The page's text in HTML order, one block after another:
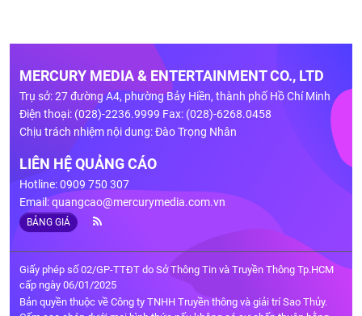
MERCURY MEDIA & ENTERTAINMENT CO., LTD
Trụ sở: 27 đường A4, phường Bảy Hiền, thành phố Hồ Chí Minh
Điện thoại: (028)-2236.9999 Fax: (028)-6268.0458
Chịu trách nhiệm nội dung: Đào Trọng Nhân
LIÊN HỆ QUẢNG CÁO
Hotline: 0909 750 307
Email:quangcao@mercurymedia.com.vn
BẢNG GIÁ
Giấy phép số 02/GP-TTĐT do Sở Thông Tin và Truyền Thông Tp.HCM
cấp ngày 06/01/2025
Bản quyền thuộc về Công ty TNHH Truyền thông và giải trí Sao Thủy.